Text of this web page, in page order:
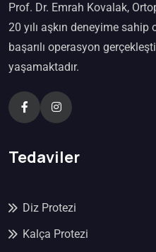
Prof. Dr. Emrah Kovalak,
20 yılı aşkın deneyime sahip
başarılı operasyon
yaşamaktadır.
Tedaviler
Diz Protezi
Kalça Protezi